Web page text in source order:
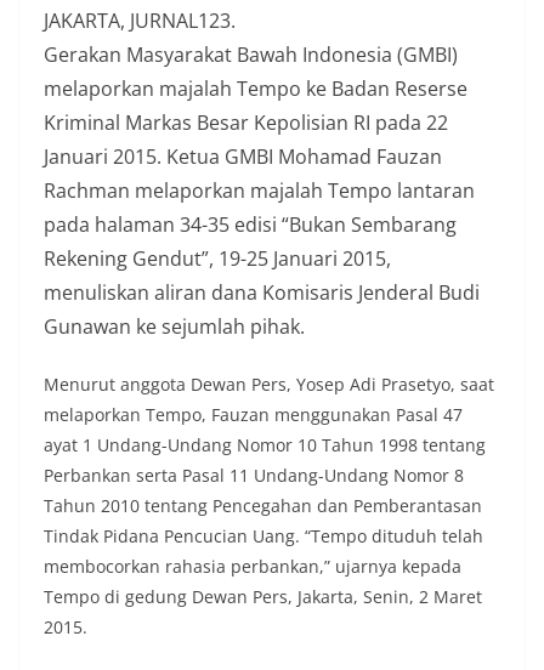
JAKARTA, JURNAL123.
Gerakan Masyarakat Bawah Indonesia (GMBI)
melaporkan majalah Tempo ke Badan Reserse
Kriminal Markas Besar Kepolisian RI pada 22
Januari 2015. Ketua GMBI Mohamad Fauzan
Rachman melaporkan majalah Tempo lantaran
pada halaman 34-35 edisi “Bukan Sembarang
Rekening Gendut”, 19-25 Januari 2015,
menuliskan aliran dana Komisaris Jenderal Budi
Gunawan ke sejumlah pihak.
Menurut anggota Dewan Pers, Yosep Adi Prasetyo, saat
melaporkan Tempo, Fauzan menggunakan Pasal 47
ayat 1 Undang-Undang Nomor 10 Tahun 1998 tentang
Perbankan serta Pasal 11 Undang-Undang Nomor 8
Tahun 2010 tentang Pencegahan dan Pemberantasan
Tindak Pidana Pencucian Uang. “Tempo dituduh telah
membocorkan rahasia perbankan,” ujarnya kepada
Tempo di gedung Dewan Pers, Jakarta, Senin, 2 Maret
2015.